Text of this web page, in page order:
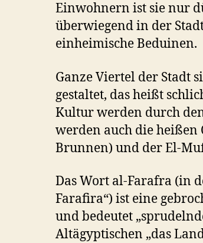
Einwohnern ist sie nur
überwiegend in der
einheimische Beduinen.
Ganze Viertel der
gestaltet, das heißt
Kultur werden durch
werden auch die heißen
Brunnen) und der El-
Das Wort al-Farafra (in
Farafira“) ist eine
und bedeutet
Altägyptischen „das